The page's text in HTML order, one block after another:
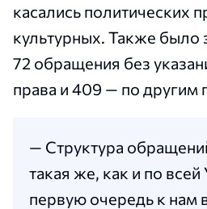
касались политических
культурных. Также было
72 обращения без
права и 409 — по другим
— Структура
такая же, как и по
первую очередь к нам